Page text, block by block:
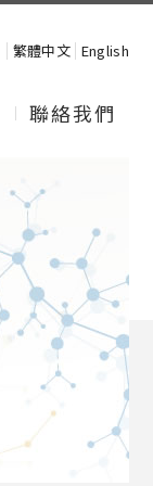
繁體中文 English
聯絡我們